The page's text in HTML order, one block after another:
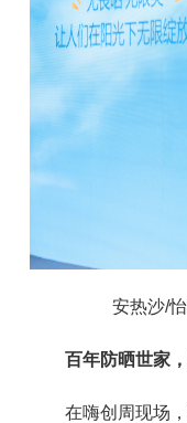
安热沙/
百年防晒世家
在嗨创周现场